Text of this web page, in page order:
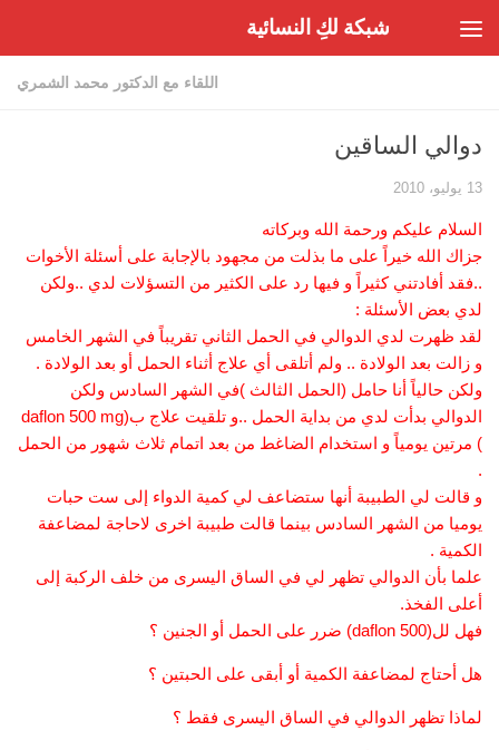
شبكة لكِ النسائية
اللقاء مع الدكتور محمد الشمري
دوالي الساقين
13 يوليو، 2010
السلام عليكم ورحمة الله وبركاته
جزاك الله خيراً على ما بذلت من مجهود بالإجابة على أسئلة الأخوات
..فقد أفادتني كثيراً و فيها رد على الكثير من التسؤلات لدي ..ولكن
لدي بعض الأسئلة :
لقد ظهرت لدي الدوالي في الحمل الثاني تقريباً في الشهر الخامس
و زالت بعد الولادة .. ولم أتلقى أي علاج أثناء الحمل أو بعد الولادة .
ولكن حالياً أنا حامل (الحمل الثالث )في الشهر السادس ولكن
الدوالي بدأت لدي من بداية الحمل ..و تلقيت علاج ب(daflon 500 mg
) مرتين يومياً و استخدام الضاغط من بعد اتمام ثلاث شهور من الحمل
.
و قالت لي الطبيبة أنها ستضاعف لي كمية الدواء إلى ست حبات
يوميا من الشهر السادس بينما قالت طبيبة اخرى لاحاجة لمضاعفة
الكمية .
علما بأن الدوالي تظهر لي في الساق اليسرى من خلف الركبة إلى
أعلى الفخذ.
فهل لل(daflon 500) ضرر على الحمل أو الجنين ؟
هل أحتاج لمضاعفة الكمية أو أبقى على الحبتين ؟
لماذا تظهر الدوالي في الساق اليسرى فقط ؟